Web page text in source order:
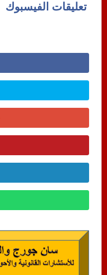
تعليقات الفيسبوك